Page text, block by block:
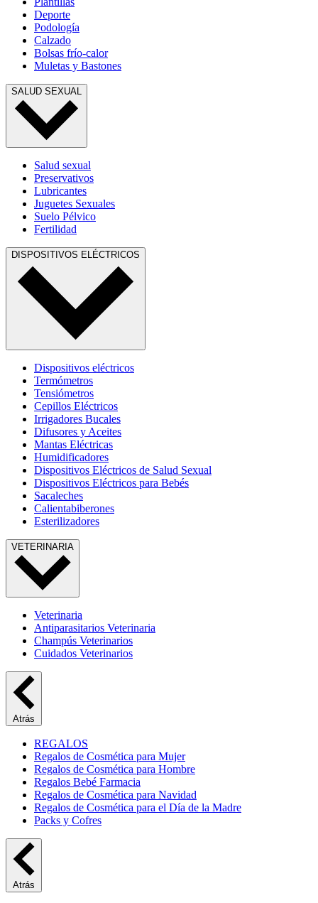
Deporte
Podología
Calzado
Bolsas frío-calor
Muletas y Bastones
SALUD SEXUAL
Salud sexual
Preservativos
Lubricantes
Juguetes Sexuales
Suelo Pélvico
Fertilidad
DISPOSITIVOS ELÉCTRICOS
Dispositivos eléctricos
Termómetros
Tensiómetros
Cepillos Eléctricos
Irrigadores Bucales
Difusores y Aceites
Mantas Eléctricas
Humidificadores
Dispositivos Eléctricos de Salud Sexual
Dispositivos Eléctricos para Bebés
Sacaleches
Calientabiberones
Esterilizadores
VETERINARIA
Veterinaria
Antiparasitarios Veterinaria
Champús Veterinarios
Cuidados Veterinarios
Atrás
REGALOS
Regalos de Cosmética para Mujer
Regalos de Cosmética para Hombre
Regalos Bebé Farmacia
Regalos de Cosmética para Navidad
Regalos de Cosmética para el Día de la Madre
Packs y Cofres
Atrás